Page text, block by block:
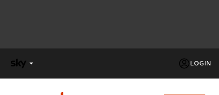
LOGIN